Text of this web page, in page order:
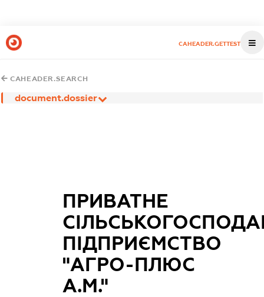
CAHEADER.GETTEST
CAHEADER.SEARCH
document.dossier
ПРИВАТНЕ
ПІДПРИЄМСТВО
"АГРО-ПЛЮС
А.М."